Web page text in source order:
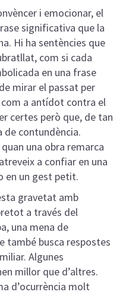
i emocionar, el
significativa que la
Hi ha sentències que
com si cada
en una frase
mirar el passat per
a antídot contra el
certes però que, de tan
de contundència.
una obra remarca
a confiar en una
en un gest petit.
gravetat amb
a través del
una mena de
també busca respostes
Algunes
millor que d’altres.
d’ocurrència molt